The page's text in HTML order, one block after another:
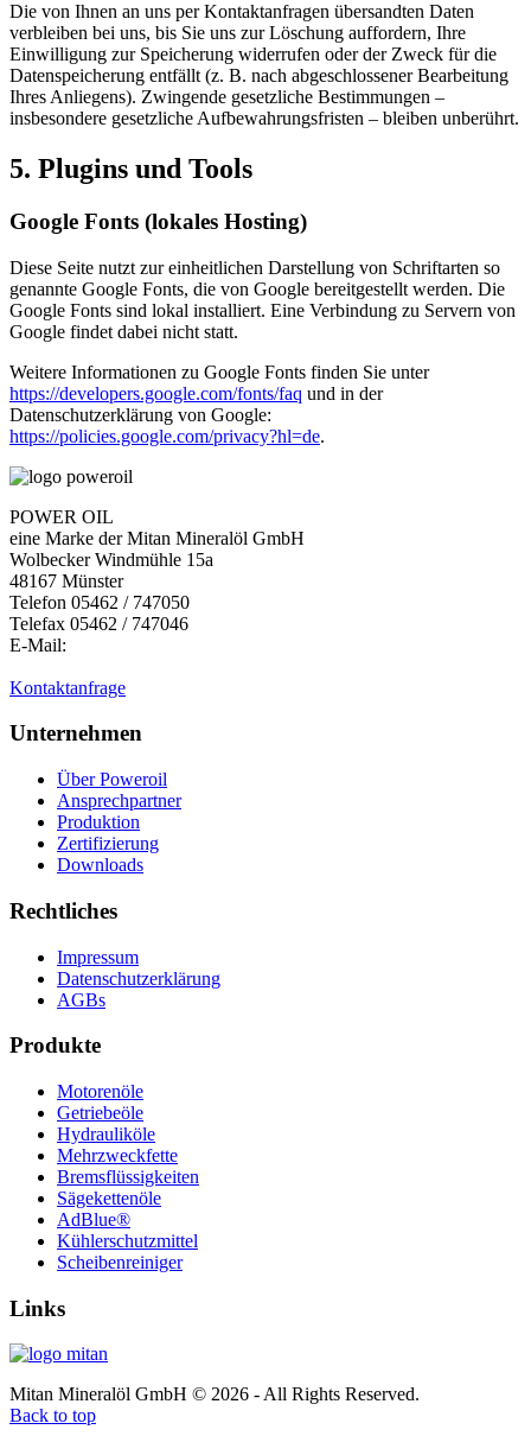
Die von Ihnen an uns per Kontaktanfragen übersandten Daten
verbleiben bei uns, bis Sie uns zur Löschung auffordern, Ihre
Einwilligung zur Speicherung widerrufen oder der Zweck für die
Datenspeicherung entfällt (z. B. nach abgeschlossener Bearbeitung
Ihres Anliegens). Zwingende gesetzliche Bestimmungen –
insbesondere gesetzliche Aufbewahrungsfristen – bleiben unberührt.
5. Plugins und Tools
Google Fonts (lokales Hosting)
Diese Seite nutzt zur einheitlichen Darstellung von Schriftarten so
genannte Google Fonts, die von Google bereitgestellt werden. Die
Google Fonts sind lokal installiert. Eine Verbindung zu Servern von
Google findet dabei nicht statt.
Weitere Informationen zu Google Fonts finden Sie unter
https://developers.google.com/fonts/faq und in der
Datenschutzerklärung von Google:
https://policies.google.com/privacy?hl=de.
POWER OIL
eine Marke der Mitan Mineralöl GmbH
Wolbecker Windmühle 15a
48167 Münster
Telefon 05462 / 747050
Telefax 05462 / 747046
E-Mail:
Kontaktanfrage
Unternehmen
Über Poweroil
Ansprechpartner
Produktion
Zertifizierung
Downloads
Rechtliches
Impressum
Datenschutzerklärung
AGBs
Produkte
Motorenöle
Getriebeöle
Hydrauliköle
Mehrzweckfette
Bremsflüssigkeiten
Sägekettenöle
AdBlue®
Kühlerschutzmittel
Scheibenreiniger
Links
Mitan Mineralöl GmbH © 2026 - All Rights Reserved.
Back to top